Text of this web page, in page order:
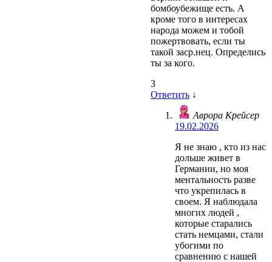
бомбоубежище есть. А
кроме того в интересах
народа можем и тобой
пожертвовать, если ты
такой заср.нец. Определись
ты за кого.
3
Ответить ↓
Аврора Крейсер
19.02.2026
Я не знаю , кто из нас
дольше живет в
Германии, но моя
ментальность разве
что укрепилась в
своем. Я наблюдала
многих людей ,
которые старались
стать немцами, стали
убогими по
сравнению с нашей